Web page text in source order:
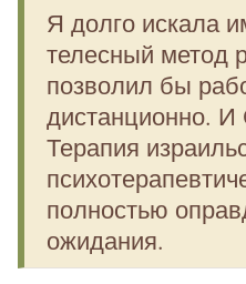
Я долго искала
телесный метод
позволил бы
дистанционно. И
Терапия
полностью
ожидания.